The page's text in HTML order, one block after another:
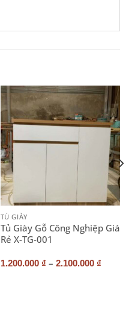
TỦ GIÀY
Tủ Giày Gỗ Công Nghiệp Giá
Rẻ X-TG-001
1.200.000 ₫ – 2.100.000 ₫